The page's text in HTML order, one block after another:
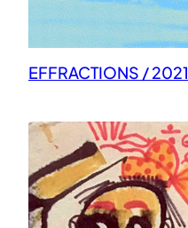
EFFRACTIONS / 2021